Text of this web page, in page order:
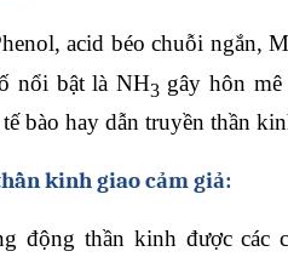
acid béo chuỗi ngắn,
nổi bật là NH3 gây hôn
bào hay dẫn truyền thần
kinh giao cảm giả:
động thần kinh được các